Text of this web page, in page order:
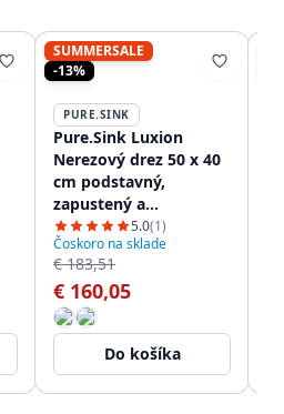
SUMMERSALE
-13%
PURE.SINK
Pure.Sink Luxion
Nerezový drez 50 x 40
cm podstavný,
zapustený a
nadstavbový PLX5040-
02
5.0(1)
Čoskoro na sklade
€ 183,51
€ 160,05
Do košíka